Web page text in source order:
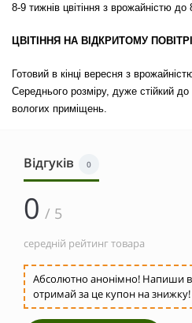
8-9 тижнів цвітіння з врожайністю до
ЦВІТІННЯ НА ВІДКРИТОМУ ПОВІТРІ
Готовий в кінці вересня з
Середнього розміру, дуже стійкий до
вологих приміщень.
Відгуків 0
0 / 5
середній рейтинг товара
Абсолютно анонімно! Напиши
отримай за це купон на знижку!